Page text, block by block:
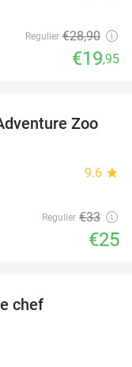
Regulier €28,90
€19,95
24%
Zoo
9.6 star
Regulier €33
€25
chef